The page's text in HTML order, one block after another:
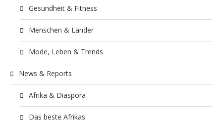
Gesundheit & Fitness
Menschen & Länder
Mode, Leben & Trends
News & Reports
Afrika & Diaspora
Das beste Afrikas